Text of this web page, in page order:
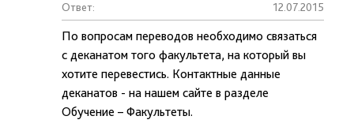
Ответ: 12.07.2015
По вопросам переводов необходимо связаться
с деканатом того факультета, на который вы
хотите перевестись. Контактные данные
деканатов - на нашем сайте в разделе
Обучение – Факультеты.